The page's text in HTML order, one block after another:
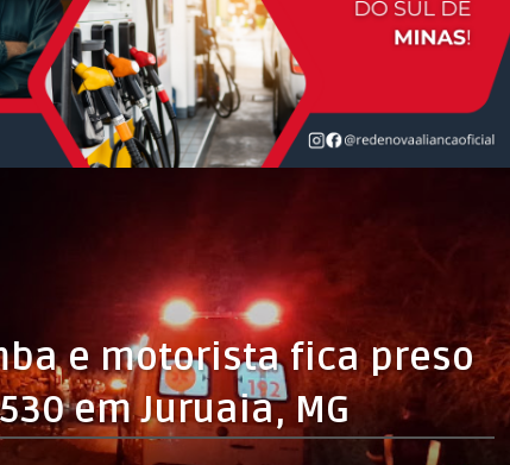
e motorista fica preso
em Juruaia, MG